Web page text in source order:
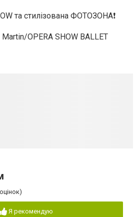
та стилізована ФОТОЗОНА❗️
OPERA SHOW BALLET
оцінок)
Я рекомендую